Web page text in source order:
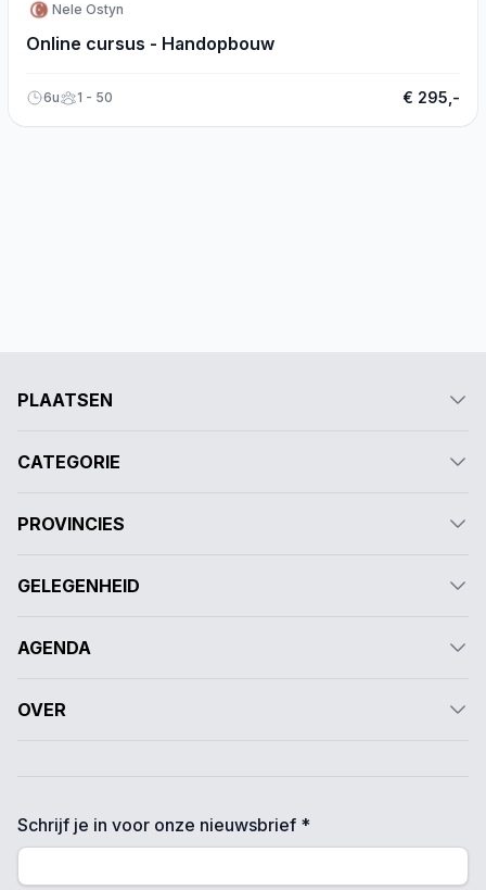
Nele Ostyn
Online cursus - Handopbouw
6u 1 - 50 € 295,-
PLAATSEN
CATEGORIE
PROVINCIES
GELEGENHEID
AGENDA
OVER
Schrijf je in voor onze nieuwsbrief *